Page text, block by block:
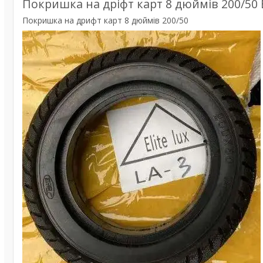
Покришка на дріфт карт 8 дюймів 200/
Покришка на дрифт карт 8 дюймів 200/50